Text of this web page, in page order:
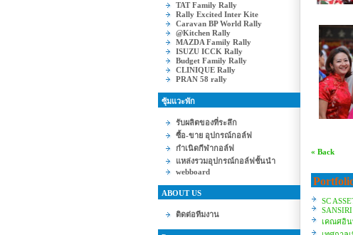
TAT Family Rally
Rally Excited Inter Kite
Caravan BP World Rally
@Kitchen Rally
MAZDA Family Rally
ISUZU ICCK Rally
Budget Family Rally
CLINIQUE Rally
PRAN 58 rally
ซุ้มแวะพัก
รับผลิตของที่ระลึก
ซื้อ-ขาย อุปกรณ์กอล์ฟ
กำเนิดกีฬากอล์ฟ
แหล่งรวมอุปกรณ์กอล์ฟชั้นนำ
webboard
ABOUT US
ติดต่อทีมงาน
« Back
SC
เคณศอิน